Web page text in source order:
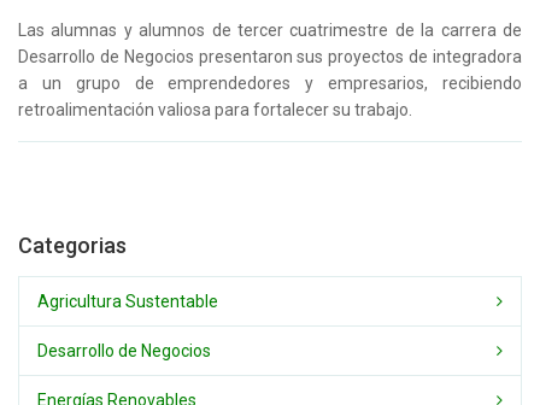
Las alumnas y alumnos de tercer cuatrimestre de la carrera de
Desarrollo de Negocios presentaron sus proyectos de integradora
a un grupo de emprendedores y empresarios, recibiendo
retroalimentación valiosa para fortalecer su trabajo.
Categorias
Agricultura Sustentable
Desarrollo de Negocios
Energías Renovables